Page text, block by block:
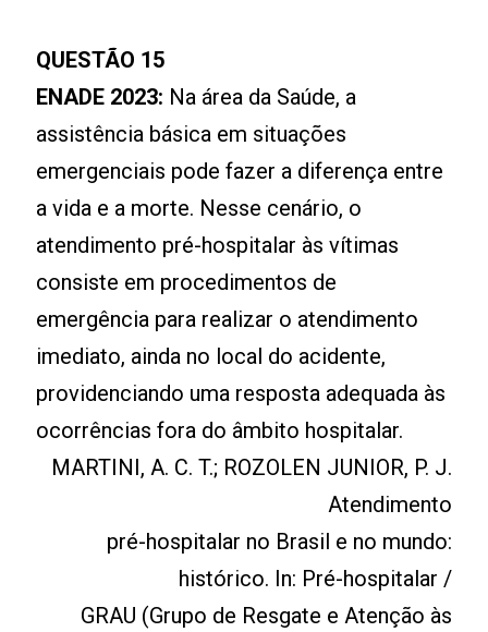
QUESTÃO 15
ENADE 2023: Na área da Saúde, a
assistência básica em situações
emergenciais pode fazer a diferença entre
a vida e a morte. Nesse cenário, o
atendimento pré-hospitalar às vítimas
consiste em procedimentos de
emergência para realizar o atendimento
imediato, ainda no local do acidente,
providenciando uma resposta adequada às
ocorrências fora do âmbito hospitalar.
MARTINI, A. C. T.; ROZOLEN JUNIOR, P. J.
Atendimento
pré-hospitalar no Brasil e no mundo:
histórico. In: Pré-hospitalar /
GRAU (Grupo de Resgate e Atenção às